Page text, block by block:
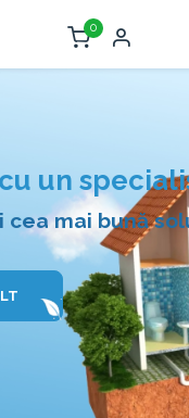
0
un
cea mai bună